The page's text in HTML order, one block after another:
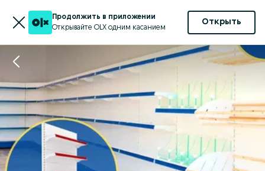
Продолжить в приложении
Открывайте OLX одним касанием
Открыть